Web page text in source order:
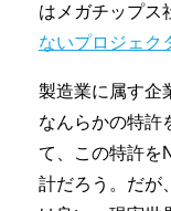
はメガチップス
ないプロジェク
製造業に属す企
なんらかの特許
て、この特許を
計だろう。だが